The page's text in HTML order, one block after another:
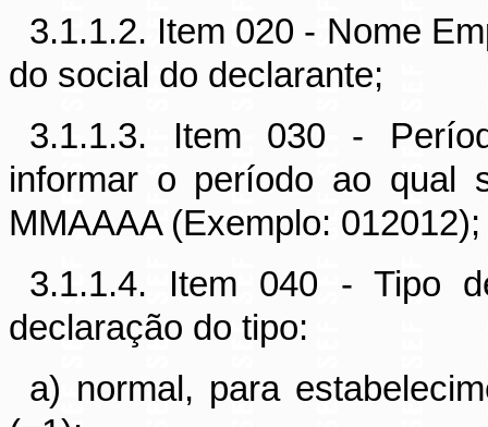
3.1.1.2. Item 020 - Nome
do social do declarante;
3.1.1.3. Item 030 -
informar o período ao qual
MMAAAA (Exemplo: 012012);
3.1.1.4. Item 040 - Tipo
declaração do tipo:
a) normal, para